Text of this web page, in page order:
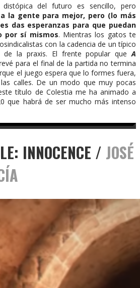
del futuro es sencillo, pero
la gente para mejor, pero (lo más
das esperanzas para que puedan
por sí mismos. Mientras los gatos te
con la cadencia de un típico
la praxis. El frente popular que A
para el final de la partida no termina
el juego espera que lo formes fuera,
calles. De un modo que muy pocas
título de Colestia me ha animado a
que habrá de ser mucho más intenso
INNOCENCE / JOSÉ